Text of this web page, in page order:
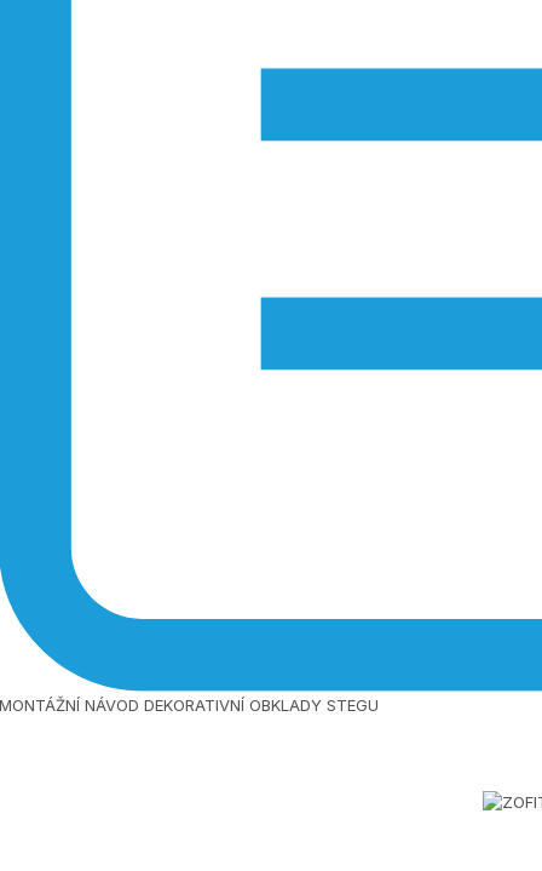
MONTÁŽNÍ NÁVOD DEKORATIVNÍ OBKLADY STEGU